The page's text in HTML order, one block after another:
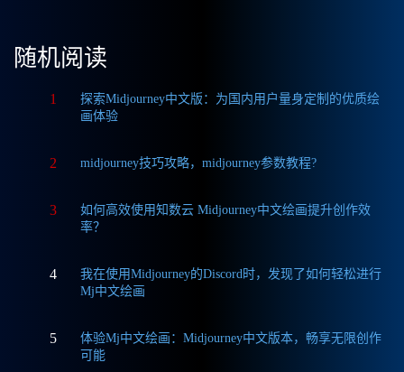
随机阅读
1
探索Midjourney中文版：为国内用户量身定制的优质绘
画体验
2 midjourney技巧攻略，midjourney参数教程?
3
如何高效使用知数云 Midjourney中文绘画提升创作效
率？
4
我在使用Midjourney的Discord时，发现了如何轻松进行
Mj中文绘画
5
体验Mj中文绘画：Midjourney中文版本，畅享无限创作
可能